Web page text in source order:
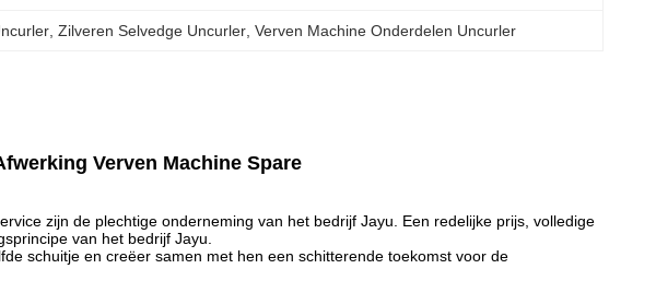
, Zilveren Selvedge Uncurler , Verven Machine Onderdelen Uncurler
Verven Machine Spare
zijn de plechtige onderneming van het bedrijf Jayu. Een redelijke prijs, volledige
van het bedrijf Jayu.
schuitje en creëer samen met hen een schitterende toekomst voor de